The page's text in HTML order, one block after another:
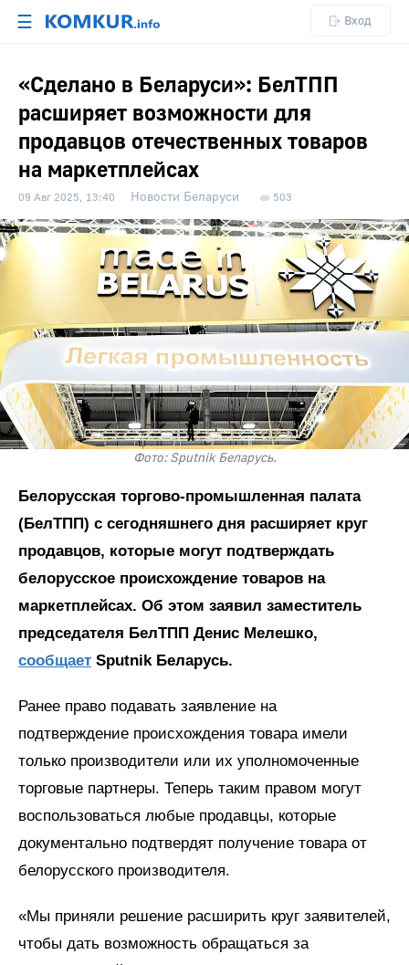
☰ Вход
«Сделано в Беларуси»: БелТПП
расширяет возможности для
продавцов отечественных товаров
на маркетплейсах
09 Авг 2025, 13:40 Новости Беларуси 503
Фото: Sputnik Беларусь.
Белорусская торгово-промышленная палата
(БелТПП) с сегодняшнего дня расширяет круг
продавцов, которые могут подтверждать
белорусское происхождение товаров на
маркетплейсах. Об этом заявил заместитель
председателя БелТПП Денис Мелешко,
сообщает Sputnik Беларусь.
Ранее право подавать заявление на
подтверждение происхождения товара имели
только производители или их уполномоченные
торговые партнеры. Теперь таким правом могут
воспользоваться любые продавцы, которые
документально подтвердят получение товара от
белорусского производителя.
«Мы приняли решение расширить круг заявителей,
чтобы дать возможность обращаться за